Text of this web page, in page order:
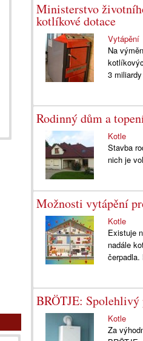
Ministerstvo
kotlíkové dotace
Vytápění
Na
3
Rodinný dům a
Kotle
Stavba
nich je
Možnosti vytápění
Kotle
Existuje
nadále
BRÖTJE:
Kotle
Za